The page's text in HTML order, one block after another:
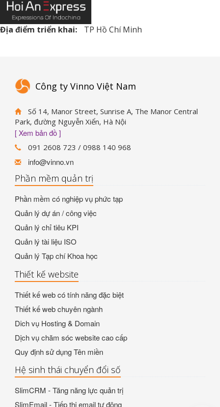
Địa điểm triển khai: TP Hồ Chí Minh
Công ty Vinno Việt Nam
Số 14, Manor Street, Sunrise A, The Manor Central
Park, đường Nguyễn Xiển, Hà Nội
[ Xem bản đồ ]
091 2608 723 / 0988 140 968
info@vinno.vn
Phần mềm quản trị
Phần mềm có nghiệp vụ phức tạp
Quản lý dự án / công việc
Quản lý chỉ tiêu KPI
Quản lý tài liệu ISO
Quản lý Tạp chí Khoa học
Thiết kế website
Thiết kế web có tính năng đặc biệt
Thiết kế web chuyên ngành
Dich vụ Hosting & Domain
Dịch vụ chăm sóc website cao cấp
Quy định sử dụng Tên miền
Hệ sinh thái chuyển đổi số
SlimCRM - Tăng năng lực quản trị
SlimEmail - Tiếp thị email tự động